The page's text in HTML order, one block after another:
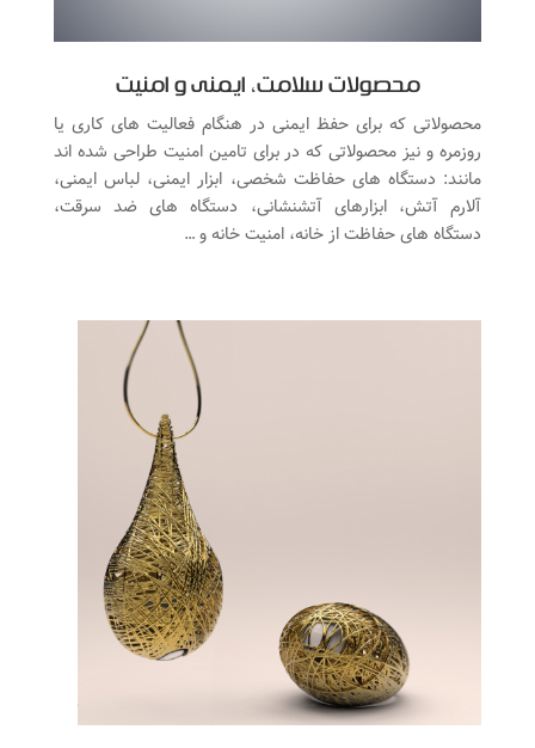
محصولات سلامت، ایمنی و امنیت
محصولاتی که برای حفظ ایمنی در هنگام فعالیت های کاری یا
روزمره و نیز محصولاتی که در برای تامین امنیت طراحی شده اند
مانند: دستگاه های حفاظت شخصی، ابزار ایمنی، لباس ایمنی،
آلارم آتش، ابزارهای آتشنشانی، دستگاه های ضد سرقت،
دستگاه های حفاظت از خانه، امنیت خانه و …